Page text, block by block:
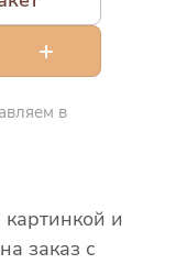
в
и
заказ с